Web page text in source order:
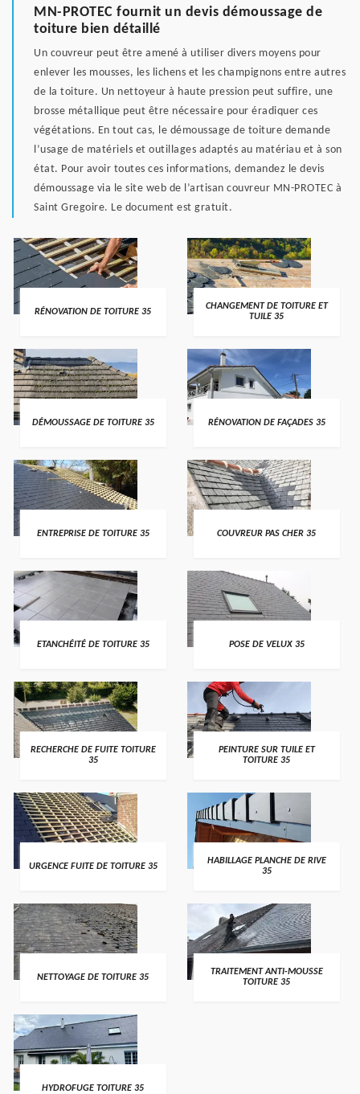
MN-PROTEC fournit un devis démoussage de
toiture bien détaillé
Un couvreur peut être amené à utiliser divers moyens pour
enlever les mousses, les lichens et les champignons entre autres
de la toiture. Un nettoyeur à haute pression peut suffire, une
brosse métallique peut être nécessaire pour éradiquer ces
végétations. En tout cas, le démoussage de toiture demande
l’usage de matériels et outillages adaptés au matériau et à son
état. Pour avoir toutes ces informations, demandez le devis
démoussage via le site web de l’artisan couvreur MN-PROTEC à
Saint Gregoire. Le document est gratuit.
RÉNOVATION DE TOITURE 35
CHANGEMENT DE TOITURE ET
TUILE 35
DÉMOUSSAGE DE TOITURE 35 RÉNOVATION DE FAÇADES 35
ENTREPRISE DE TOITURE 35 COUVREUR PAS CHER 35
ETANCHÉITÉ DE TOITURE 35 POSE DE VELUX 35
RECHERCHE DE FUITE TOITURE
35
PEINTURE SUR TUILE ET
TOITURE 35
URGENCE FUITE DE TOITURE 35
HABILLAGE PLANCHE DE RIVE
35
NETTOYAGE DE TOITURE 35
TRAITEMENT ANTI-MOUSSE
TOITURE 35
HYDROFUGE TOITURE 35